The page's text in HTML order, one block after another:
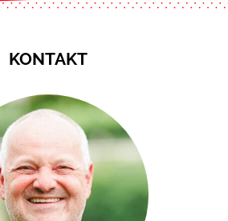
KONTAKT